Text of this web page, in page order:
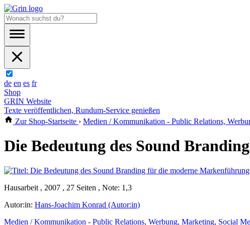
de en es fr
Shop
GRIN Website
Texte veröffentlichen, Rundum-Service genießen
Zur Shop-Startseite › Medien / Kommunikation - Public Relations,
Die Bedeutung des Sound
Hausarbeit , 2007 , 27 Seiten , Note: 1,3
Autor:in: Hans-Joachim Konrad (Autor:in)
Medien / Kommunikation - Public Relations, Werbung, Marketing, Social